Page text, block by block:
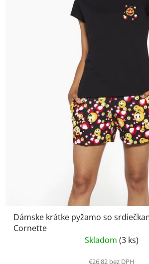
Dámske krátke pyžamo so
Cornette
Skladom (3 ks)
€26,82 bez DPH